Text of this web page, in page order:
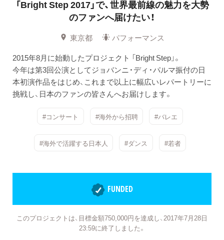
「Bright Step 2017」で、世界最前線の魅力を大勢
のファンへ届けたい！
東京都
パフォーマンス
2015年8月に始動したプロジェクト 「Bright Step」。
今年は第3回公演としてジョバンニ・ディ・パルマ振付の日
本初演作品をはじめ、これまで以上に幅広いレパートリーに
挑戦し、日本のファンの皆さんへお届けします。
#コンサート #海外から招聘 #バレエ
#海外で活躍する日本人 #ダンス #若者
FUNDED
このプロジェクトは、目標金額750,000円を達成し、2017年7月28日
23:59に終了しました。